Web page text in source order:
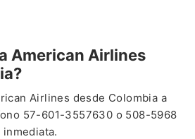
American Airlines
Airlines desde Colombia a
57-601-3557630 o 508-5968